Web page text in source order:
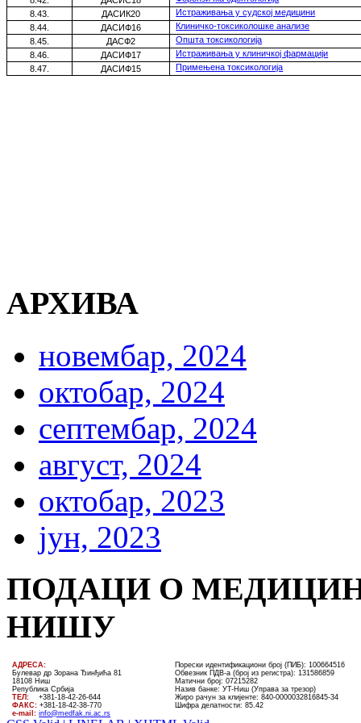
8.43.
ДАСИК20
Истраживања у судској медицини
8.44.
ДАСИФ16
Клиничко-токсиколошке анализе
8.45.
ДАСФ2
Општа токсикологија
8.46.
ДАСИФ17
Истраживања у клиничкој фармацији
8.47.
ДАСИФ15 Примењена токсикологија
АРХИВА
новембар, 2024
октобар, 2024
септембар, 2024
август, 2024
октобар, 2023
јун, 2023
ПОДАЦИ О
НИШУ
AДРЕСА:
Булевар др Зорана Ђинђића 81
18108 Ниш
Република Србија
ТЕЛ: +381-18-42-26-644
ФАКС: +381-18-42-38-770
e-mail: info@medfak.ni.ac.rs
Порески идентификациони број (ПИБ): 100664516
Обвезник ПДВ-а (број из регистра): 131586859
Матични број: 07215282
Назив банке: УT-Ниш (Управа за трезор)
Жиро рачун за клијенте:840-0000032816845-34
Шифра делатности: 85.42